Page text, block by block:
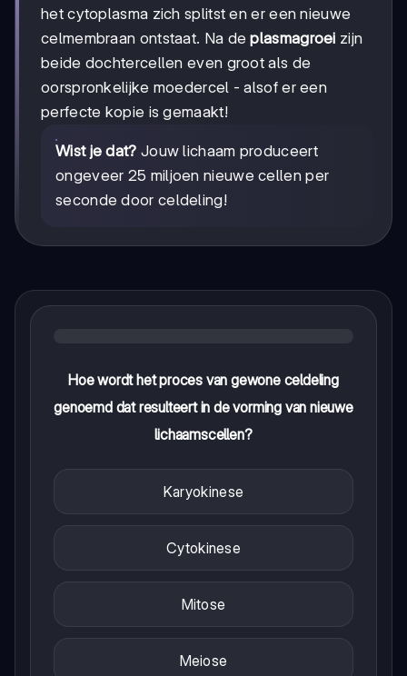
het cytoplasma zich splitst en er een nieuwe
celmembraan ontstaat. Na deplasmagroei zijn
beide dochtercellen even groot als de
oorspronkelijke moedercel - alsof er een
perfecte kopie is gemaakt!
Wist je dat? Jouw lichaam produceert
ongeveer 25 miljoen nieuwe cellen per
seconde door celdeling!
Hoe wordt het proces van gewone celdeling
genoemd dat resulteert in de vorming van nieuwe
lichaamscellen?
Karyokinese
Cytokinese
Mitose
Meiose